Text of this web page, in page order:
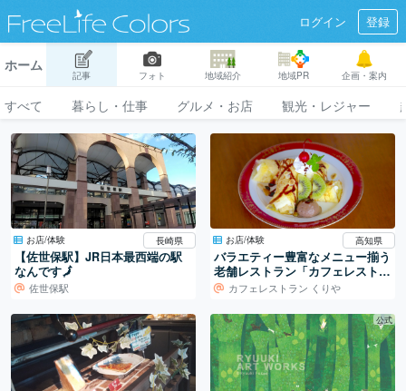
ログイン 登録
ホーム
記事 フォト 地域紹介 地域PR 企画・案内
すべて 暮らし・仕事 グルメ・お店 観光・レジャー
お店/体験 長崎県
【佐世保駅】JR日本最西端の駅
なんです🗾
佐世保駅
お店/体験 高知県
バラエティー豊富なメニュー揃う
老舗レストラン「カフェレストラ
ン くりや」
カフェレストラン くりや
公式